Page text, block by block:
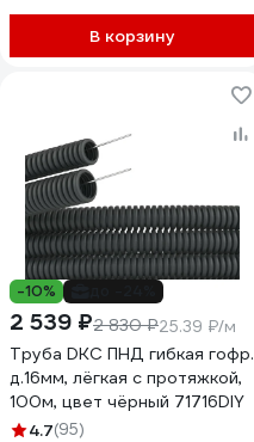
В корзину
-10%
2 539 ₽2 830 ₽25.39 ₽/м
Труба DKC ПНД гибкая гофр.
д.16мм, лёгкая с протяжкой,
100м, цвет чёрный 71716DIY
4.7(95)